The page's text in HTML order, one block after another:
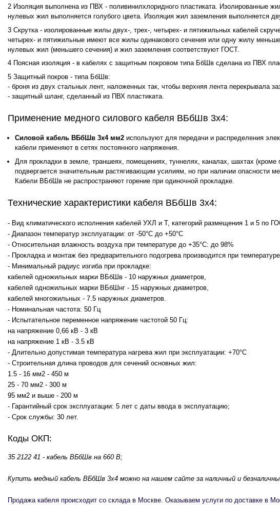
Изоляция выполнена из ПВХ - поливинилхлоридного пластиката. Изолированные
нулевых жил выполняется голубого цвета. Изоляция жил заземления выполняется
Скрутка - изолированные жилы двух-, трех-, четырех- и пятижильных кабелей
четырех- и пятижильные имеют все жилы одинакового сечения или одну жилу
нулевых жил (меньшего сечения) и жил заземления соответствуют ГОСТ.
Поясная изоляция - в кабелях с защитным покровом типа БбШв сделана из ПВХ
Защитный покров - типа БбШв:
- броня из двух стальных лент, наложенных так, чтобы верхняя лента перекрывала
- защитный шланг, сделанный из ПВХ пластиката.
Применение медного силового кабеля ВБбШв 3х4:
Силовой кабель ВБбШв 3х4 мм2 используют для передачи и распределения
кабели применяют в сетях постоянного напряжения.
Для прокладки в земле, траншеях, помещениях, туннелях, каналах, шахтах (кроме
подвергается значительным растягивающим усилиям, но при наличии опасности
Кабели ВБбШв не распространяют горение при одиночной прокладке.
Технические характеристики кабеля ВБбШв 3х4:
- Вид климатического исполнения кабелей УХЛ и Т, категорий размещения 1 и 5 по
- Диапазон температур эксплуатации: от -50°С до +50°С
- Относительная влажность воздуха при температуре до +35°С: до 98%
- Прокладка и монтаж без предварительного подогрева производится при
- Минимальный радиус изгиба при прокладке:
кабелей одножильных марки ВБбШв - 10 наружных диаметров,
кабелей одножильных марки ВБбШнг - 15 наружных диаметров,
кабелей многожильных - 7.5 наружных диаметров.
- Номинальная частота: 50 Гц
- Испытательное переменное напряжение частотой 50 Гц:
на напряжение 0,66 кВ - 3 кВ
на напряжение 1 кВ - 3.5 кВ
- Длительно допустимая температура нагрева жил при эксплуатации: +70°С
- Строительная длина проводов для сечений основных жил:
1.5 - 16 мм2 - 450 м
25 - 70 мм2 - 300 м
95 мм2 и выше - 200 м
- Гарантийный срок эксплуатации: 5 лет с даты ввода в эксплуатацию;
- Срок службы: 30 лет.
Коды ОКП:
35 2122 41 - кабель ВБбШв на 660 В;
Купить медный кабель ВБбШв 3х4 можно на нашем сайте за наличный и
Продажа кабеля происходит со склада в Москве. Оказываем услуги по доставке в